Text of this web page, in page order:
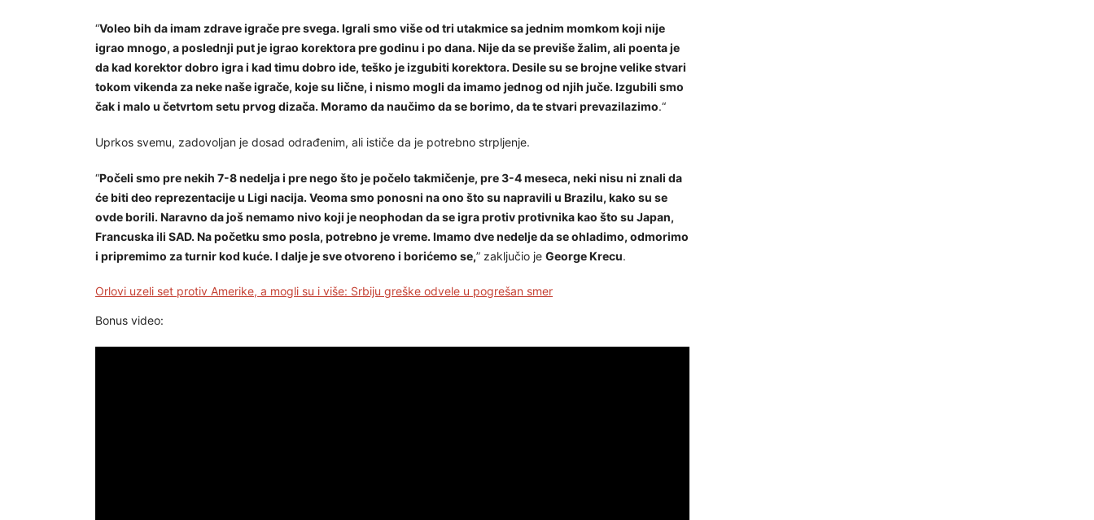
“Voleo bih da imam zdrave igrače pre svega. Igrali smo više od tri utakmice sa jednim momkom koji nije
igrao mnogo, a poslednji put je igrao korektora pre godinu i po dana. Nije da se previše žalim, ali poenta je
da kad korektor dobro igra i kad timu dobro ide, teško je izgubiti korektora. Desile su se brojne velike stvari
tokom vikenda za neke naše igrače, koje su lične, i nismo mogli da imamo jednog od njih juče. Izgubili smo
čak i malo u četvrtom setu prvog dizača. Moramo da naučimo da se borimo, da te stvari prevazilazimo.“
Uprkos svemu, zadovoljan je dosad odrađenim, ali ističe da je potrebno strpljenje.
“Počeli smo pre nekih 7-8 nedelja i pre nego što je počelo takmičenje, pre 3-4 meseca, neki nisu ni znali da
će biti deo reprezentacije u Ligi nacija. Veoma smo ponosni na ono što su napravili u Brazilu, kako su se
ovde borili. Naravno da još nemamo nivo koji je neophodan da se igra protiv protivnika kao što su Japan,
Francuska ili SAD. Na početku smo posla, potrebno je vreme. Imamo dve nedelje da se ohladimo, odmorimo
i pripremimo za turnir kod kuće. I dalje je sve otvoreno i borićemo se,” zaključio je George Krecu.
Orlovi uzeli set protiv Amerike, a mogli su i više: Srbiju greške odvele u pogrešan smer
Bonus video: